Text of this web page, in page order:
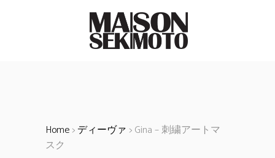
Home>ディーヴァ > Gina – 刺繍アートマ
スク